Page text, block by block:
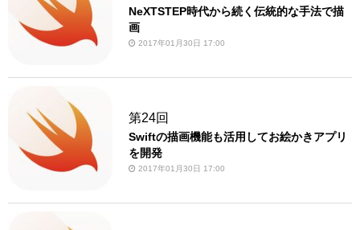
NeXTSTEP時代から続く伝統的な手法で描
画
2017年01月30日 17:00
第24回
Swiftの描画機能も活用してお絵かきアプリ
を開発
2017年01月30日 17:00